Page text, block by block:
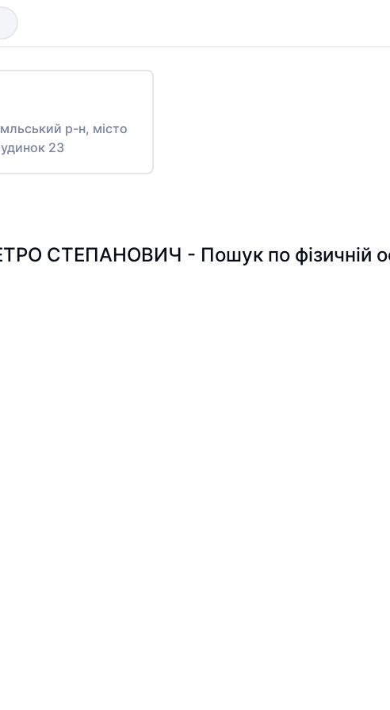
р-н, місто
23
СТЕПАНОВИЧ - Пошук по фізичній